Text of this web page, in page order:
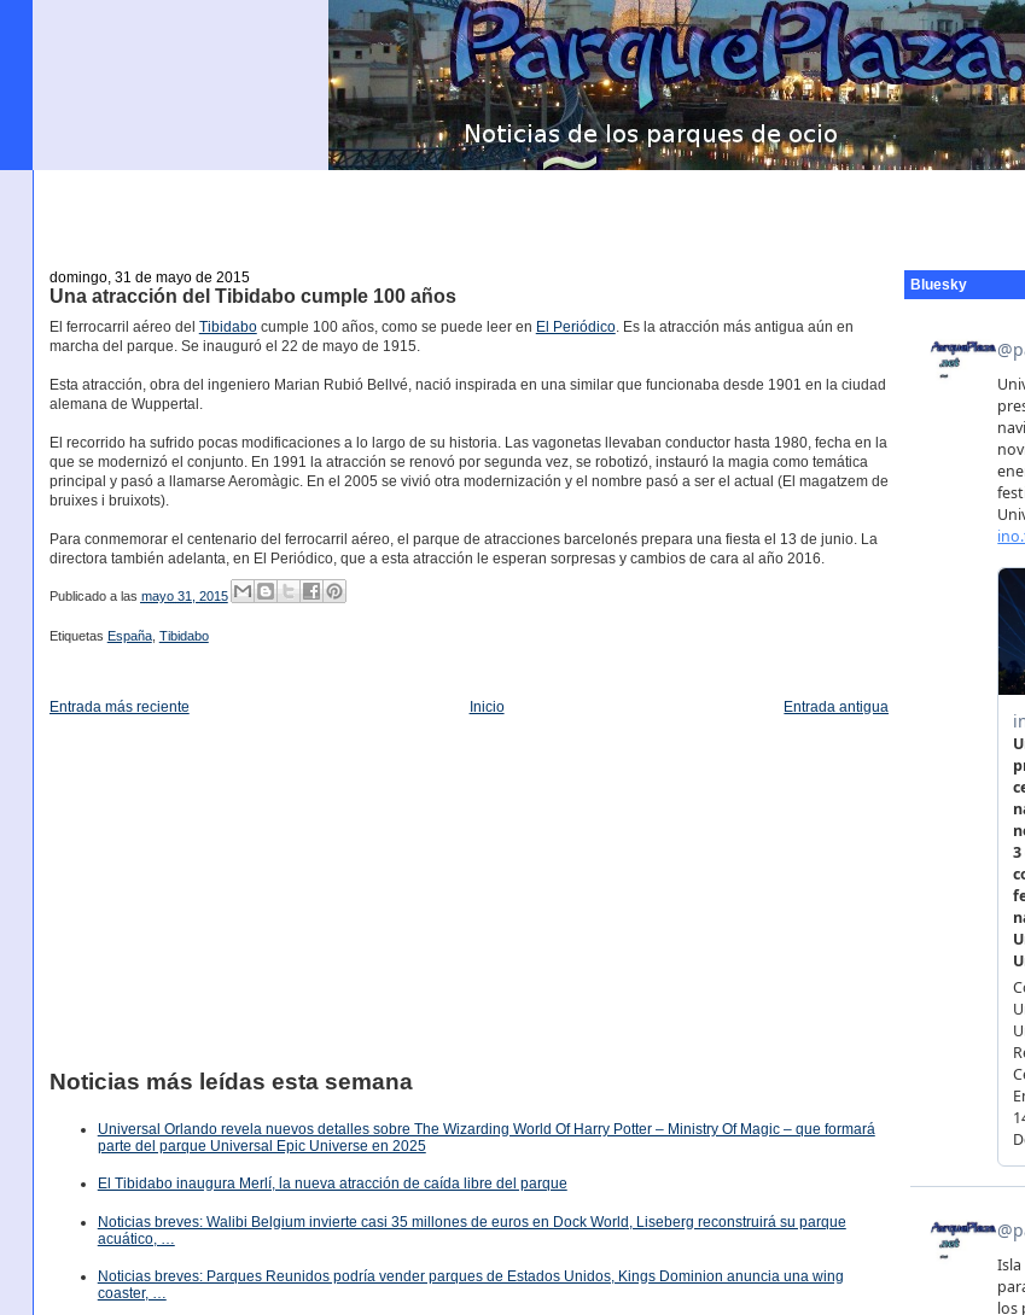
domingo, 31 de mayo de 2015
Una atracción del Tibidabo cumple 100 años
El ferrocarril aéreo del Tibidabocumple 100 años, como se puede leer en El Periódico. Es la atracción más antigua aún en
marcha del parque. Se inauguró el 22 de mayo de 1915.
Esta atracción, obra del ingeniero Marian Rubió Bellvé, nació inspirada en una similar que funcionaba desde 1901 en la ciudad
alemana de Wuppertal.
El recorrido ha sufrido pocas modificaciones a lo largo de su historia. Las vagonetas llevaban conductor hasta 1980, fecha en la
que se modernizó el conjunto. En 1991 la atracción se renovó por segunda vez, se robotizó, instauró la magia como temática
principal y pasó a llamarse Aeromàgic. En el 2005 se vivió otra modernización y el nombre pasó a ser el actual (El magatzem de
bruixes i bruixots).
Para conmemorar el centenario del ferrocarril aéreo, el parque de atracciones barcelonés prepara una fiesta el 13 de junio. La
directora también adelanta, en El Periódico, que a esta atracción le esperan sorpresas y cambios de cara al año 2016.
Publicado a las mayo 31, 2015
Etiquetas España, Tibidabo
Entrada más reciente Entrada antigua
Inicio
Noticias más leídas esta semana
Universal Orlando revela nuevos detalles sobre The Wizarding World Of Harry Potter – Ministry Of Magic – que formará
parte del parque Universal Epic Universe en 2025
El Tibidabo inaugura Merlí, la nueva atracción de caída libre del parque
Noticias breves: Walibi Belgium invierte casi 35 millones de euros en Dock World, Liseberg reconstruirá su parque
acuático, …
Noticias breves: Parques Reunidos podría vender parques de Estados Unidos, Kings Dominion anuncia una wing
coaster, …
Bluesky